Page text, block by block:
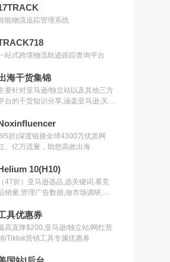
能物流追踪管理系统
站式跨境物流轨迹跟踪查询平台
海干货集锦
要针对亚马逊/独立站以及其他三方
台的干货知识分享,涵盖亚马逊,关键
以及出海干货集锦,欢迎关注
折)深度链接全球4300万优质网
、亿万流量，助您高效出海
10(H10)
（47折）亚马逊选品,选关键词,看竞
销量,管理广告数据,做市场调研,有
具优惠券
高直降$200,亚马逊/独立站/网红营
/Tiktok营销工具专属优惠券